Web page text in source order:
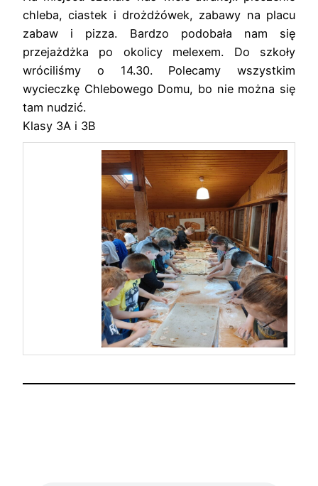
chleba, ciastek i drożdżówek, zabawy na placu
zabaw i pizza. Bardzo podobała nam się
przejażdżka po okolicy melexem. Do szkoły
wróciliśmy o 14.30. Polecamy wszystkim
wycieczkę Chlebowego Domu, bo nie można się
tam nudzić.
Klasy 3A i 3B